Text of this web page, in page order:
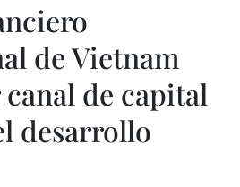
de Vietnam
de capital
desarrollo